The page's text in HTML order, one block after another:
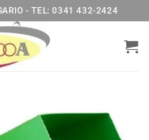
- TEL: 0341 432-2424